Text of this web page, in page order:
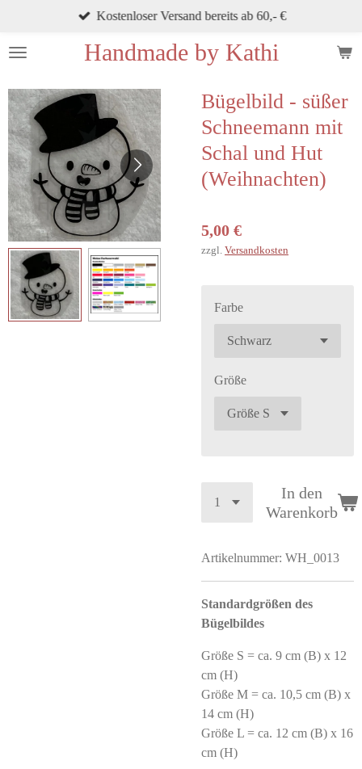
springen
Handmade by Kathi
Kostenloser Versand bereits ab 60,- €
Bügelbild - süßer
Schneemann mit
Schal und Hut
(Weihnachten)
5,00 €
zzgl. Versandkosten
Farbe
Größe
In den
Warenkorb
Artikelnummer: WH_0013
Standardgrößen des
Bügelbildes
Größe S = ca. 9 cm (B) x 12
cm (H)
Größe M = ca. 10,5 cm (B) x
14 cm (H)
Größe L = ca. 12 cm (B) x 16
cm (H)